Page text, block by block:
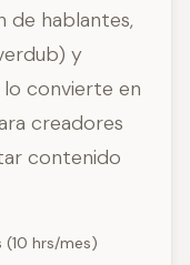
de hablantes,
y
convierte en
creadores
contenido
(10 hrs/mes)